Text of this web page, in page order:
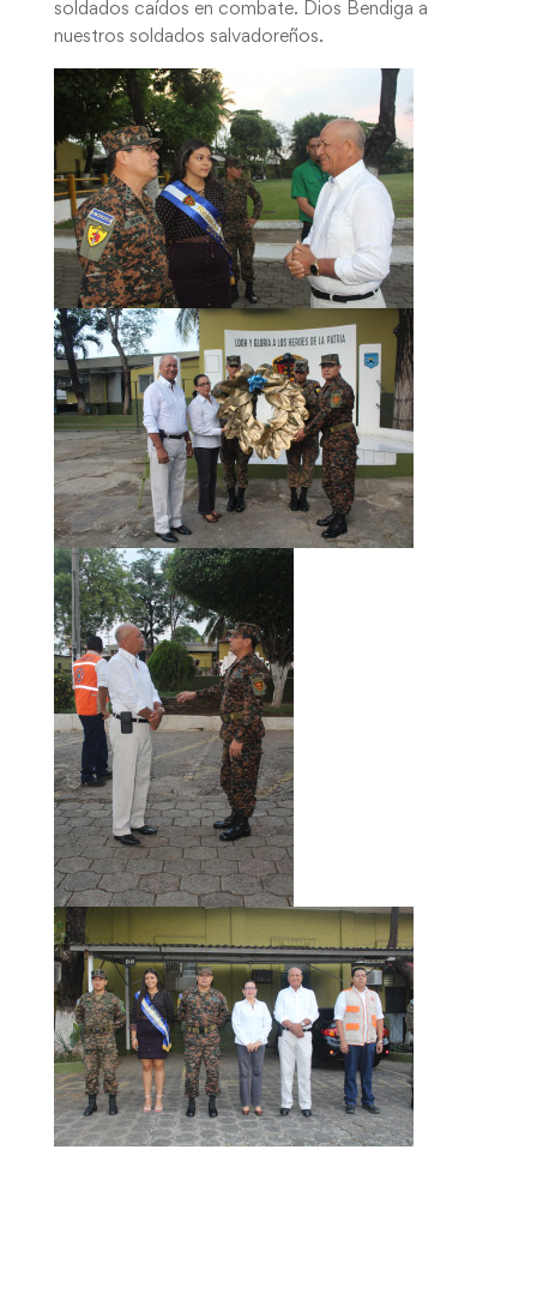
soldados caídos en combate. Dios Bendiga a
nuestros soldados salvadoreños.